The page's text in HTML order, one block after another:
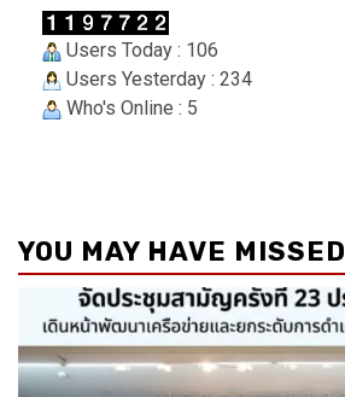
Users Today : 106
Users Yesterday : 234
Who's Online : 5
YOU MAY HAVE MISSED